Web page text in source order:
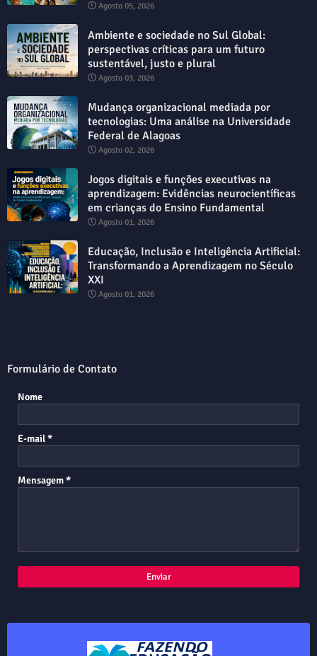
Agosto 05, 2026
Ambiente e sociedade no Sul Global:
perspectivas críticas para um futuro
sustentável, justo e plural
Agosto 03, 2026
Mudança organizacional mediada por
tecnologias: Uma análise na Universidade
Federal de Alagoas
Agosto 02, 2026
Jogos digitais e funções executivas na
aprendizagem: Evidências neurocientíficas
em crianças do Ensino Fundamental
Agosto 01, 2026
Educação, Inclusão e Inteligência Artificial:
Transformando a Aprendizagem no Século
XXI
Agosto 01, 2026
Formulário de Contato
Nome
E-mail*
Mensagem*